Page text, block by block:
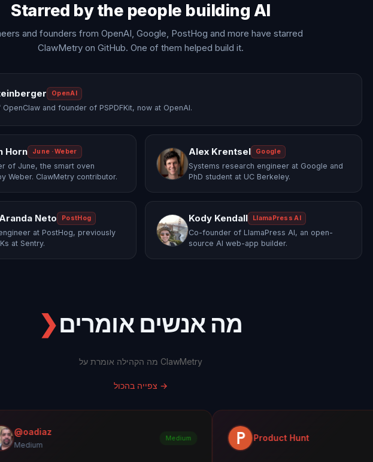
Starred by the people building AI
and founders from OpenAI, Google, PostHog and more have starred
ClawMetry on GitHub. One of them helped build it.
OpenAI
and founder of PSPDFKit, now at OpenAI.
Horn June · Weber
of June, the smart oven
Weber. ClawMetry contributor.
Alex Krentsel Google
Systems research engineer at Google and
PhD student at UC Berkeley.
Neto PostHog
at PostHog, previously
at Sentry.
Kody Kendall LlamaPress AI
Co-founder of LlamaPress AI, an open-
source AI web-app builder.
❯מה אנשים אומרים
מה הקהילה אומרת על ClawMetry
צפייה בהכול →
Product Hunt